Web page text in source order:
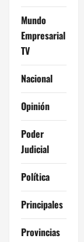
Mundo
Empresarial
TV
Nacional
Opinión
Poder
Judicial
Política
Principales
Provincias